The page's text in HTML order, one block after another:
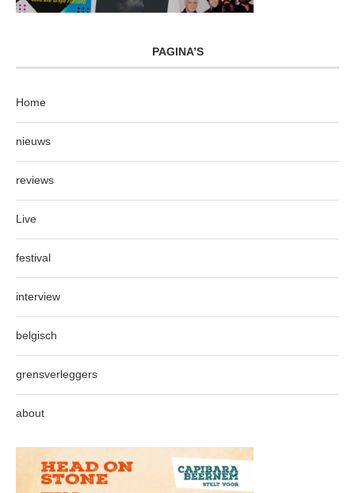
PAGINA’S
Home
nieuws
reviews
Live
festival
interview
belgisch
grensverleggers
about